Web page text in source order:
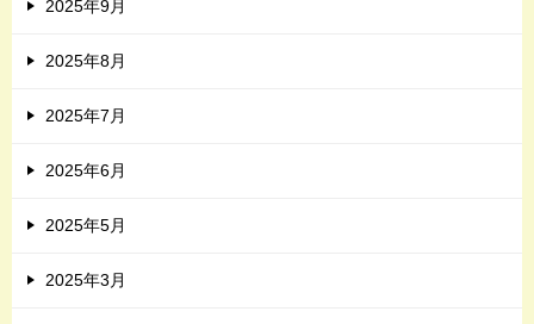
2025年9月
2025年8月
2025年7月
2025年6月
2025年5月
2025年3月